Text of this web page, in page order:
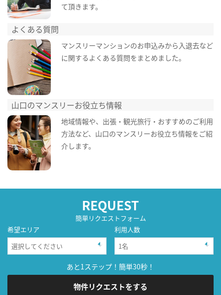
て頂きます。
よくある質問
マンスリーマンションのお申込みから入退去など
に関するよくある質問をまとめました。
山口のマンスリーお役立ち情報
地域情報や、出張・観光旅行・おすすめのご利用
方法など、山口のマンスリーお役立ち情報をご紹
介します。
REQUEST
簡単リクエストフォーム
希望エリア
利用人数
あと1ステップ！簡単30秒！
物件リクエストをする